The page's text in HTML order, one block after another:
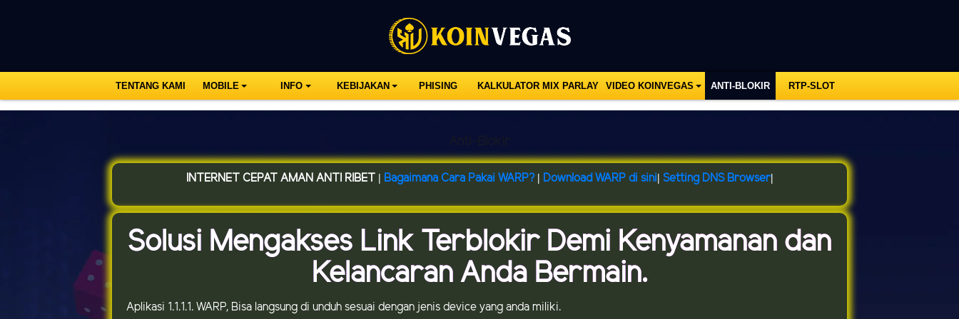
TENTANG KAMI MOBILE INFO KEBIJAKAN PHISING KALKULATOR MIX PARLAY VIDEO KOINVEGAS ANTI-BLOKIR RTP-SLOT
INTERNET CEPAT AMAN ANTI RIBET | Bagaimana Cara Pakai WARP?| Download WARP di sini Setting DNS Browser|
Solusi Mengakses Link Terblokir Demi Kenyamanan dan
Kelancaran Anda Bermain.
Aplikasi 1.1.1.1. WARP, Bisa langsung di unduh sesuai dengan jenis device yang anda miliki.